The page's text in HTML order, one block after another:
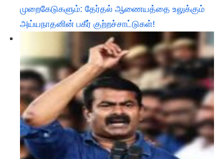
முறைகேடுகளும்: தேர்தல் ஆணையத்தை உலுக்கும்
அய்யநாதனின் பகீர் குற்றச்சாட்டுகள்!